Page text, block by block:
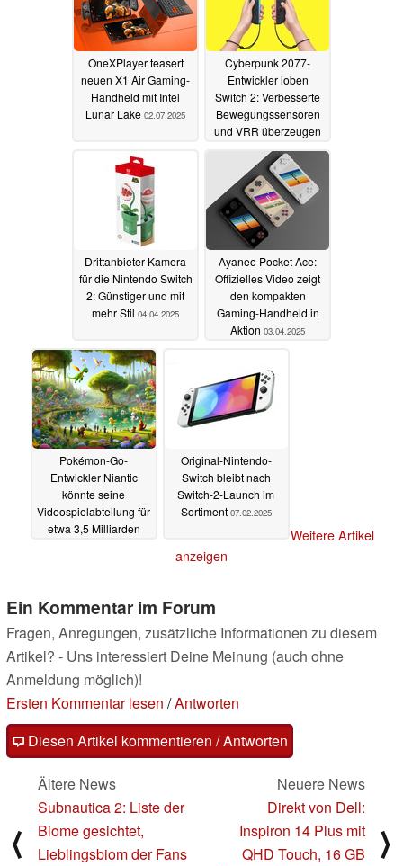
OneXPlayer teasert
neuen X1 Air Gaming-
Handheld mit Intel
Lunar Lake 02.07.2025
Cyberpunk 2077-
Entwickler loben
Switch 2: Verbesserte
Bewegungssensoren
und VRR überzeugen
30.04.2025
Drittanbieter-Kamera
für die Nintendo Switch
2: Günstiger und mit
mehr Stil 04.04.2025
Ayaneo Pocket Ace:
Offizielles Video zeigt
den kompakten
Gaming-Handheld in
Aktion 03.04.2025
Pokémon-Go-
Entwickler Niantic
könnte seine
Videospielabteilung für
etwa 3,5 Milliarden
Original-Nintendo-
Switch bleibt nach
Switch-2-Launch im
Sortiment 07.02.2025
Weitere Artikel
anzeigen
Ein Kommentar im Forum
Fragen, Anregungen, zusätzliche Informationen zu diesem
Artikel? - Uns interessiert Deine Meinung (auch ohne
Anmeldung möglich)!
Ersten Kommentar lesen /Antworten
Diesen Artikel kommentieren / Antworten
⟨
Ältere News
Subnautica 2: Liste der
Biome gesichtet,
Lieblingsbiom der Fans
Neuere News
Direkt von Dell:
Inspiron 14 Plus mit
QHD Touch, 16 GB
⟩